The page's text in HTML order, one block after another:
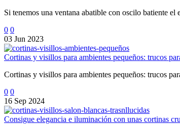
Si tenemos una ventana abatible con oscilo batiente el
0 0
03 Jun 2023
Cortinas y visillos para ambientes pequeños: trucos
Cortinas y visillos para ambientes pequeños: trucos
0 0
16 Sep 2024
Consigue elegancia e iluminación con unas cortinas